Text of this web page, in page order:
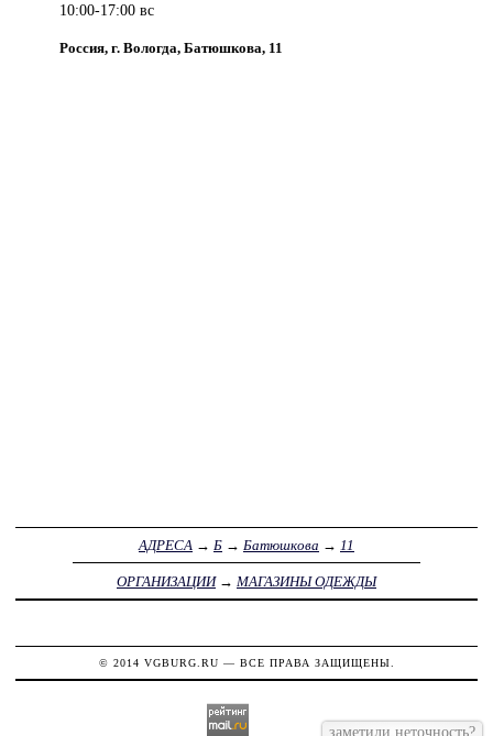
10:00-17:00 вс
Россия, г. Вологда, Батюшкова, 11
АДРЕСА → Б → Батюшкова → 11
ОРГАНИЗАЦИИ→ МАГАЗИНЫ ОДЕЖДЫ
© 2014 VGBURG.RU — ВСЕ ПРАВА ЗАЩИЩЕНЫ.
заметили неточность?